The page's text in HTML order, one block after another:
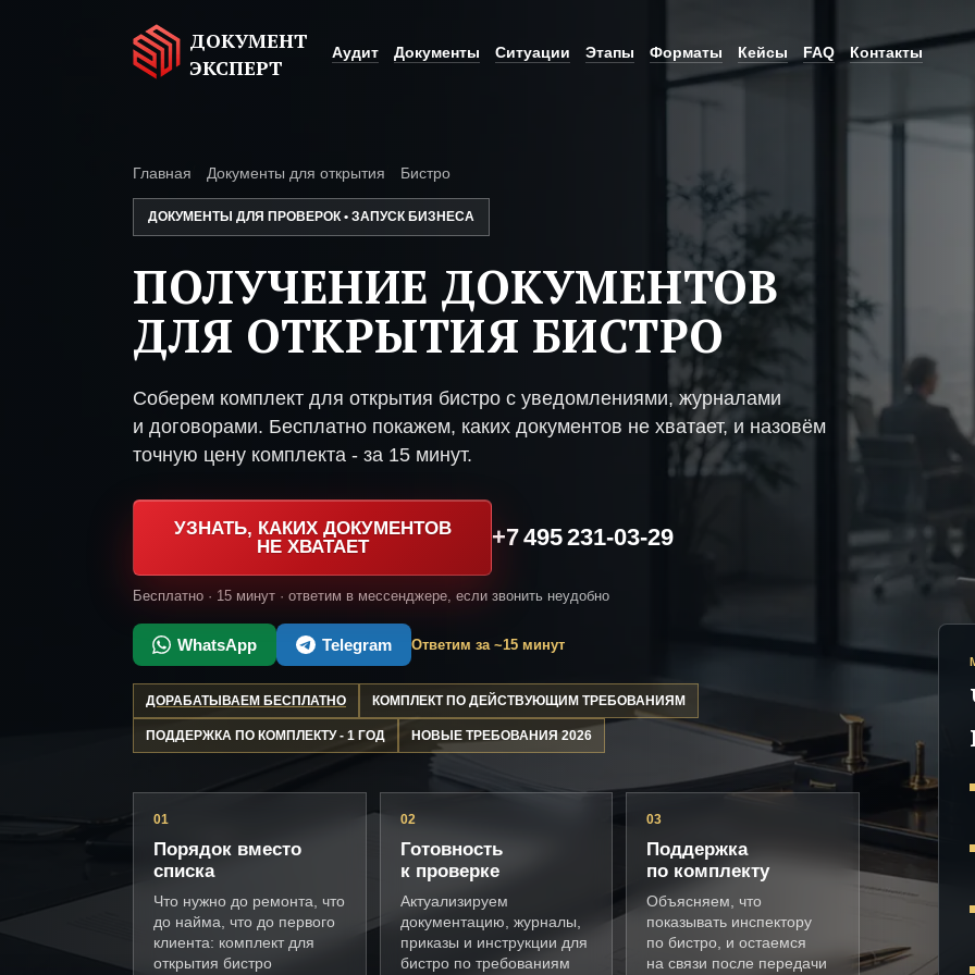
ДОКУМЕНТ
ЭКСПЕРТ
Аудит Документы Ситуации Этапы Форматы Кейсы FAQ Контакты
Главная Документы для открытия Бистро
ДОКУМЕНТЫ ДЛЯ ПРОВЕРОК • ЗАПУСК БИЗНЕСА
ПОЛУЧЕНИЕ ДОКУМЕНТОВ
ДЛЯ ОТКРЫТИЯ БИСТРО
Соберем комплект для открытия бистро с уведомлениями, журналами
и договорами. Бесплатно покажем, каких документов не хватает, и назовём
точную цену комплекта - за 15 минут.
УЗНАТЬ, КАКИХ ДОКУМЕНТОВ
НЕ ХВАТАЕТ
+7 495 231-03-29
Бесплатно · 15 минут · ответим в мессенджере, если звонить неудобно
WhatsApp Telegram Ответим за ~15 минут
ДОРАБАТЫВАЕМ БЕСПЛАТНО КОМПЛЕКТ ПО ДЕЙСТВУЮЩИМ ТРЕБОВАНИЯМ
ПОДДЕРЖКА ПО КОМПЛЕКТУ - 1 ГОД НОВЫЕ ТРЕБОВАНИЯ 2026
01
Порядок вместо
списка
Что нужно до ремонта, что
до найма, что до первого
клиента: комплект для
открытия бистро
02
Готовность
к проверке
Актуализируем
документацию, журналы,
приказы и инструкции для
бистро по требованиям
03
Поддержка
по комплекту
Объясняем, что
показывать инспектору
по бистро, и остаемся
на связи после передачи